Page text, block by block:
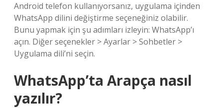
Android telefon kullanıyorsanız, uygulama içinden
WhatsApp dilini değiştirme seçeneğiniz olabilir.
Bunu yapmak için şu adımları izleyin: WhatsApp’ı
açın. Diğer seçenekler > Ayarlar > Sohbetler >
Uygulama dili’ni seçin.
WhatsApp’ta Arapça nasıl
yazılır?